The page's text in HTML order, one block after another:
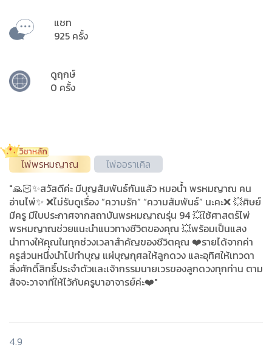
แชท
925 ครั้ง
ดูฤกษ์
0 ครั้ง
ไพ่พรหมญาณ
ไพ่ออราเคิล
"🙏🏻✨สวัสดีค่ะ มีบุญสัมพันธ์กันแล้ว หมอน้ำ พรหมญาณ คน
อ่านไพ่✨ ❌ไม่รับดูเรื่อง ”ความรัก” “ความสัมพันธ์” นะคะ❌ 💥ศิษย์
มีครู มีใบประกาศจากสถาบันพรหมญาณรุ่น 94 💥ใช้ศาสตร์ไพ่
พรหมญาณช่วยแนะนำแนวทางชีวิตของคุณ 💥พร้อมเป็นแสง
นำทางให้คุณในทุกช่วงเวลาสำคัญของชีวิตคุณ ❤️รายได้จากค่า
ครูส่วนหนึ่งนำไปทำบุญ แผ่บุญกุศลให้ลูกดวง และอุทิศให้เทวดา
สิ่งศักดิ์สิทธิ์ประจำตัวและเจ้ากรรมนายเวรของลูกดวงทุกท่าน ตาม
สัจจะวาจาที่ให้ไว้กับครูบาอาจารย์ค่ะ❤️"
4.9